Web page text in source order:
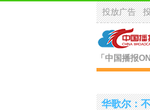
投放广告
「中国播报
华歌尔：